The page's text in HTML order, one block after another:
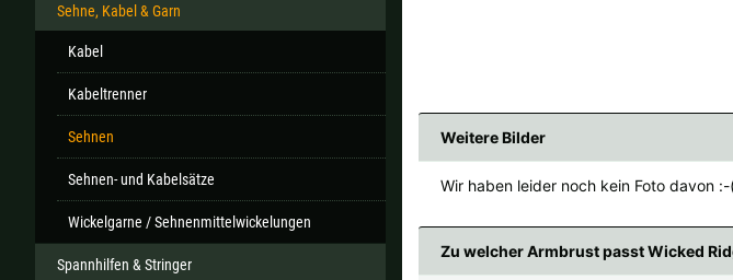
Sehne, Kabel & Garn
Kabel
Kabeltrenner
Sehnen
Sehnen- und Kabelsätze
Wickelgarne / Sehnenmittelwickelungen
Spannhilfen & Stringer
Weitere Bilder
Wir haben leider noch kein Foto davon :-
Zu welcher Armbrust passt Wicked